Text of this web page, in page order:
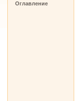
Оглавление